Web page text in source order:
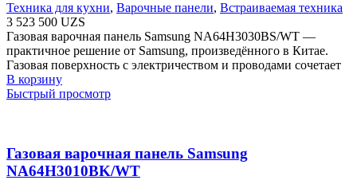
Техника для кухни, Варочные панели, Встраиваемая техника
3 523 500 UZS
Газовая варочная панель Samsung NA64H3030BS/WT —
практичное решение от Samsung, произведённого в Китае.
Газовая поверхность с электричеством и проводами сочетает
В корзину
Быстрый просмотр
Газовая варочная панель Samsung
NA64H3010BK/WT